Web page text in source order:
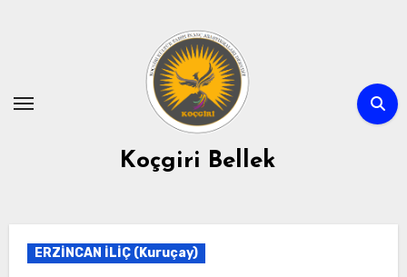
Koçgiri Bellek
ERZİNCAN İLİÇ (Kuruçay)